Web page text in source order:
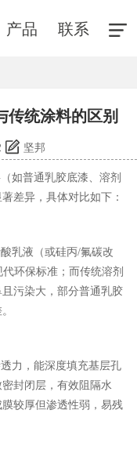
产品 联系
传统涂料的区别
坚邦
如普通乳胶底漆、溶剂
差异，具体对比如下：
乳液（或硅丙/氟碳改
环保标准；而传统溶剂
污染大，部分普通乳胶
力，能深度填充基层孔
封闭层，有效阻隔水
较厚但渗透性弱，易残